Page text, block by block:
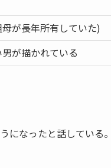
が長年所有していた)
が描かれている
になったと話している。